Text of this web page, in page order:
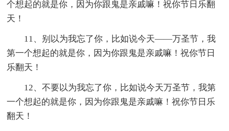
个想起的就是你，因为你跟鬼是亲戚嘛！祝你节日乐翻
天！
11、别以为我忘了你，比如说今天——万圣节，我
第一个想起的就是你，因为你跟鬼是亲戚嘛！祝你节日
乐翻天！
12、不要以为我忘了你，比如说今天万圣节，我第
一个想起的就是你，因为你跟鬼是亲戚嘛！祝你节日乐
翻天！